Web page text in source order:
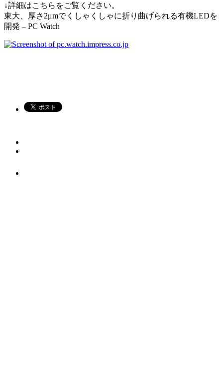
↓詳細はこちらをご覧ください。
東大、厚さ2μmでくしゃくしゃに折り曲げられる有機LEDを
開発 – PC Watch